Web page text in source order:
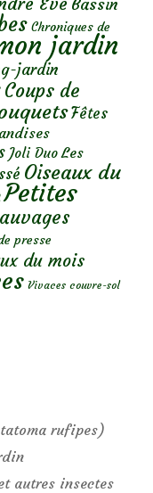
Chroniques de
jardin
jardin
Coups de
Fêtes
Joli Duo Les
Oiseaux du
Petites
presse
du mois
Vivaces couvre-sol
rufipes)
autres insectes